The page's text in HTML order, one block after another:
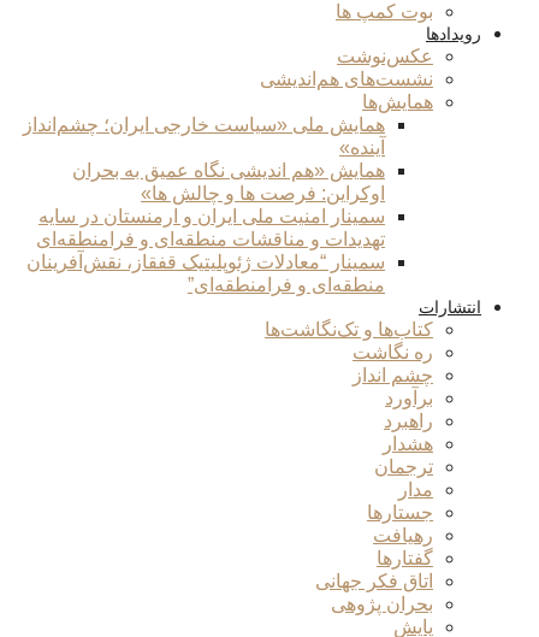
بوت کمپ ها
رویدادها
عکس‌نوشت
نشست‌های هم‌اندیشی
همایش‌ها
همایش ملی «سیاست خارجی ایران؛ چشم‌انداز
آینده»
همایش «هم اندیشی نگاه عمیق به بحران
اوکراین: فرصت ها و چالش ها»
سمینار امنیت ملی ایران و ارمنستان در سایه
تهدیدات و مناقشات منطقه‌ای و فرامنطقه‌ای
سمینار “معادلات ژئوپلیتیک قفقاز، نقش‌آفرینان
منطقه‌ای و فرامنطقه‌ای”
انتشارات
کتاب‌ها و تک‌نگاشت‌ها
ره نگاشت
چشم انداز
برآورد
راهبرد
هشدار
ترجمان
مدار
جستارها
رهیافت
گفتارها
اتاق فکر جهانی
بحران پژوهی
پایش